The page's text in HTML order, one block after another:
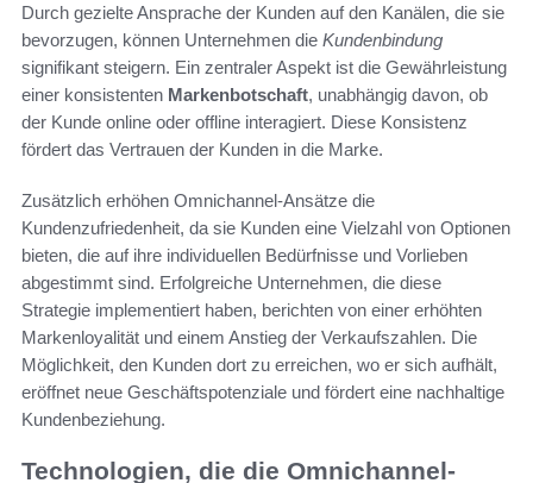
Durch gezielte Ansprache der Kunden auf den Kanälen, die sie
bevorzugen, können Unternehmen die Kundenbindung
signifikant steigern. Ein zentraler Aspekt ist die Gewährleistung
einer konsistenten Markenbotschaft, unabhängig davon, ob
der Kunde online oder offline interagiert. Diese Konsistenz
fördert das Vertrauen der Kunden in die Marke.
Zusätzlich erhöhen Omnichannel-Ansätze die
Kundenzufriedenheit, da sie Kunden eine Vielzahl von Optionen
bieten, die auf ihre individuellen Bedürfnisse und Vorlieben
abgestimmt sind. Erfolgreiche Unternehmen, die diese
Strategie implementiert haben, berichten von einer erhöhten
Markenloyalität und einem Anstieg der Verkaufszahlen. Die
Möglichkeit, den Kunden dort zu erreichen, wo er sich aufhält,
eröffnet neue Geschäftspotenziale und fördert eine nachhaltige
Kundenbeziehung.
Technologien, die die Omnichannel-